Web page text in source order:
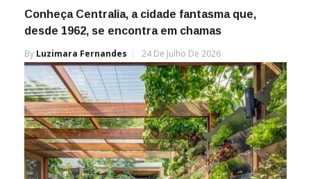
Conheça Centralia, a cidade fantasma que,
desde 1962, se encontra em chamas
By Luzimara Fernandes 24 De Julho De 2026